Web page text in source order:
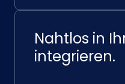
Nahtlos in
integrieren.